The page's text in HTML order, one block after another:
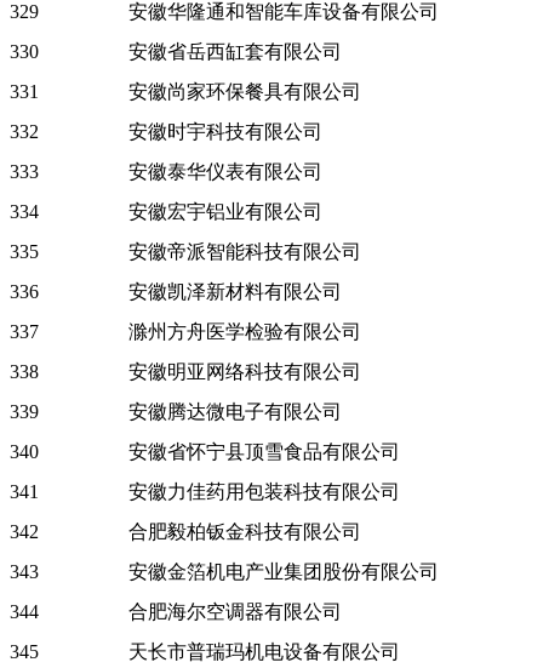
329
安徽华隆通和智能车库设备有限公司
330
安徽省岳西缸套有限公司
331
安徽尚家环保餐具有限公司
332
安徽时宇科技有限公司
333
安徽泰华仪表有限公司
334
安徽宏宇铝业有限公司
335
安徽帝派智能科技有限公司
336
安徽凯泽新材料有限公司
337
滁州方舟医学检验有限公司
338
安徽明亚网络科技有限公司
339
安徽腾达微电子有限公司
340
安徽省怀宁县顶雪食品有限公司
341
安徽力佳药用包装科技有限公司
342
合肥毅柏钣金科技有限公司
343
安徽金箔机电产业集团股份有限公司
344
合肥海尔空调器有限公司
345
天长市普瑞玛机电设备有限公司